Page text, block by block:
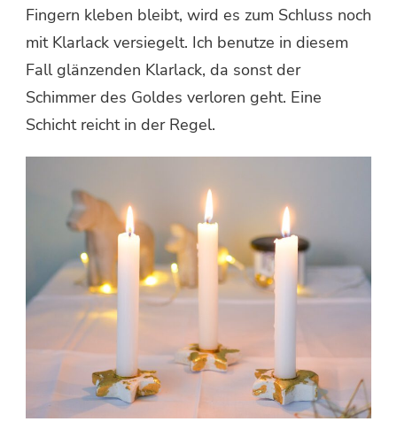
Fingern kleben bleibt, wird es zum Schluss noch
mit Klarlack versiegelt. Ich benutze in diesem
Fall glänzenden Klarlack, da sonst der
Schimmer des Goldes verloren geht. Eine
Schicht reicht in der Regel.